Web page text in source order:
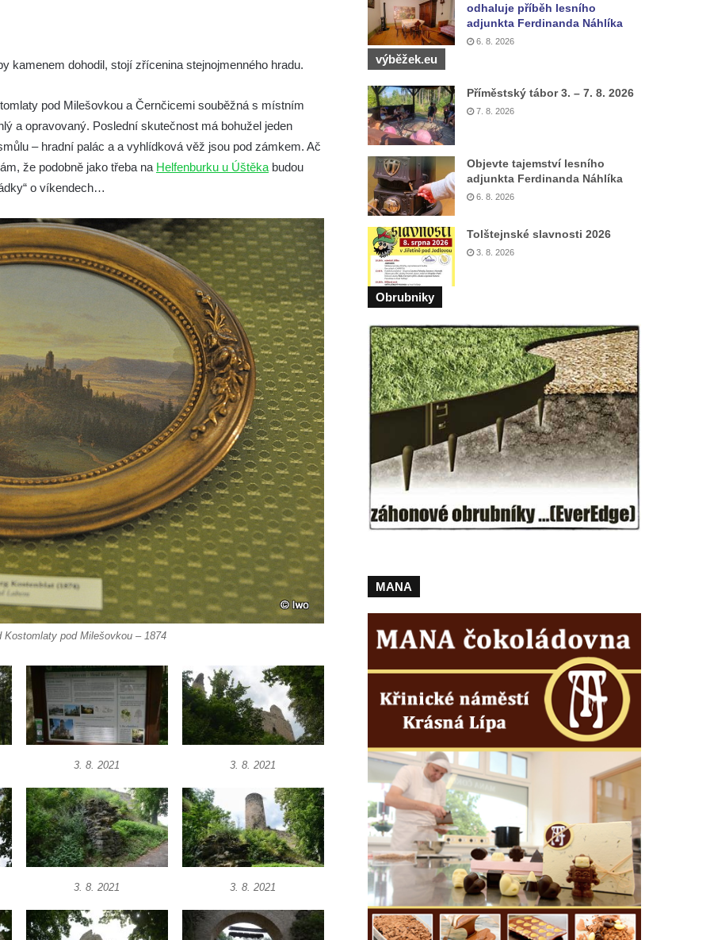
kamenem dohodil, stojí zřícenina stejnojmenného hradu.
pod Milešovkou a Černčicemi souběžná s místním
a opravovaný. Poslední skutečnost má bohužel jeden
– hradní palác a a vyhlídková věž jsou pod zámkem. Ač
že podobně jako třeba na Helfenburku u Úštěka budou
o víkendech…
Kostomlaty pod Milešovkou – 1874
3. 8. 2021 3. 8. 2021
3. 8. 2021 3. 8. 2021
odhaluje příběh lesního
adjunkta Ferdinanda Náhlíka
6. 8. 2026
výběžek.eu
Příměstský tábor 3. – 7. 8. 2026
7. 8. 2026
Objevte tajemství lesního
adjunkta Ferdinanda Náhlíka
6. 8. 2026
Tolštejnské slavnosti 2026
3. 8. 2026
Obrubniky
MANA